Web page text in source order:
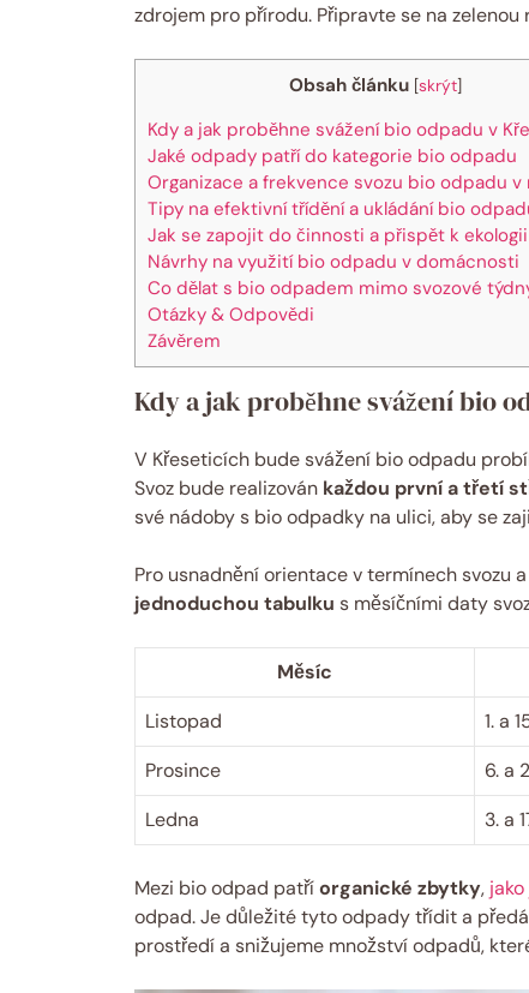
⁣zdrojem pro přírodu. Připravte‍ se na
Obsah článku [skrýt]
Kdy a jak proběhne ‌svážení bio ⁣odpadu v
Jaké odpady patří do ⁤kategorie bio ⁣odpadu
Organizace⁤ a frekvence svozu bio odpadu v
Tipy na ‌efektivní třídění a ukládání bio
Jak se⁤ zapojit do činnosti a přispět k
Návrhy ⁢na využití‌ bio odpadu v domácnosti
Co ⁤dělat s bio odpadem mimo svozové
Otázky & ⁢Odpovědi
Závěrem
Kdy a jak proběhne ‌svážení bio
V Křeseticích bude ⁣svážení bio odpadu
⁤Svoz bude realizován každou první a‌ třetí
své nádoby s bio odpadky na ulici,​ aby se
Pro usnadnění orientace v termínech svozu
jednoduchou tabulku ‌s měsíčními daty
Měsíc
Listopad
1. a
Prosince
6. a​
Ledna
3. a
Mezi bio odpad patříorganické zbytky,
odpad. ‍Je důležité⁣ tyto odpady ‌třídit a​
prostředí a ⁢snižujeme množství odpadů,